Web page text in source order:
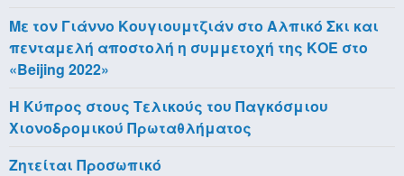
Με τον Γιάννο Κουγιουμτζιάν στο Αλπικό Σκι και
πενταμελή αποστολή η συμμετοχή της ΚΟΕ στο
«Beijing 2022»
H Κύπρος στους Τελικούς του Παγκόσμιου
Χιονοδρομικού Πρωταθλήματος
Ζητείται Προσωπικό